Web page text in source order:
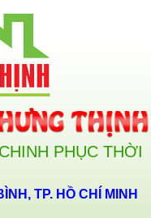
PHỤC THỜI
TP. HỒ CHÍ MINH